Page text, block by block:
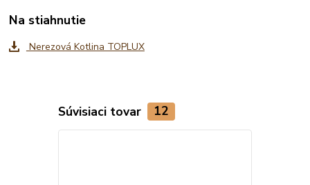
Na stiahnutie
Nerezová Kotlina TOPLUX
Súvisiaci tovar 12